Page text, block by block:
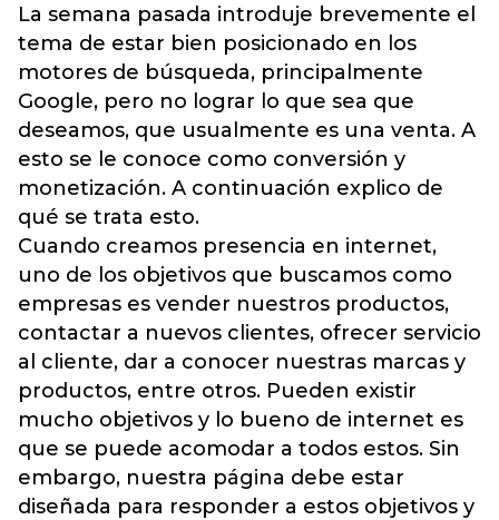
La semana pasada introduje brevemente el
tema de estar bien posicionado en los
motores de búsqueda, principalmente
Google, pero no lograr lo que sea que
deseamos, que usualmente es una venta. A
esto se le conoce como conversión y
monetización. A continuación explico de
qué se trata esto.
Cuando creamos presencia en internet,
uno de los objetivos que buscamos como
empresas es vender nuestros productos,
contactar a nuevos clientes, ofrecer servicio
al cliente, dar a conocer nuestras marcas y
productos, entre otros. Pueden existir
mucho objetivos y lo bueno de internet es
que se puede acomodar a todos estos. Sin
embargo, nuestra página debe estar
diseñada para responder a estos objetivos y